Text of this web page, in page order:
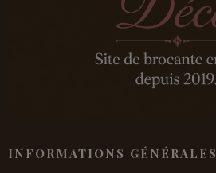
INFORMATIONS GÉNÉRALES